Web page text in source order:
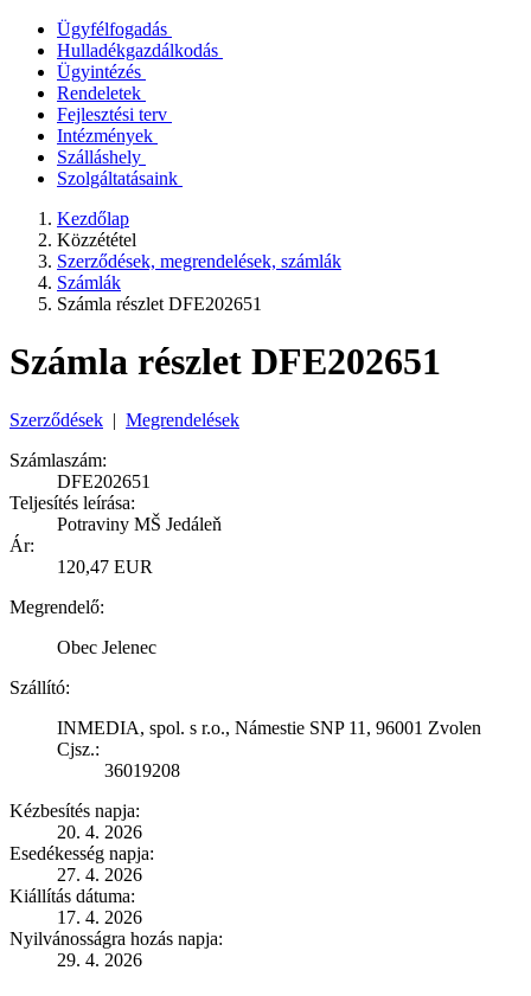
Ügyfélfogadás
Hulladékgazdálkodás
Ügyintézés
Rendeletek
Fejlesztési terv
Intézmények
Szálláshely
Szolgáltatásaink
Kezdőlap
Közzététel
Szerződések, megrendelések, számlák
Számlák
Számla részlet DFE202651
Számla részlet DFE202651
Szerződések | Megrendelések
Számlaszám:
DFE202651
Teljesítés leírása:
Potraviny MŠ Jedáleň
Ár:
120,47 EUR
Megrendelő:
Obec Jelenec
Szállító:
INMEDIA, spol. s r.o., Námestie SNP 11, 96001 Zvolen
Cjsz.:
36019208
Kézbesítés napja:
20. 4. 2026
Esedékesség napja:
27. 4. 2026
Kiállítás dátuma:
17. 4. 2026
Nyilvánosságra hozás napja:
29. 4. 2026